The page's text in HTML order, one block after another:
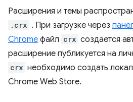
Расширения и темы
.crx . При загрузке через
Chrome файл crx создается
расширение публикуется на
crx необходимо создать
Chrome Web Store.